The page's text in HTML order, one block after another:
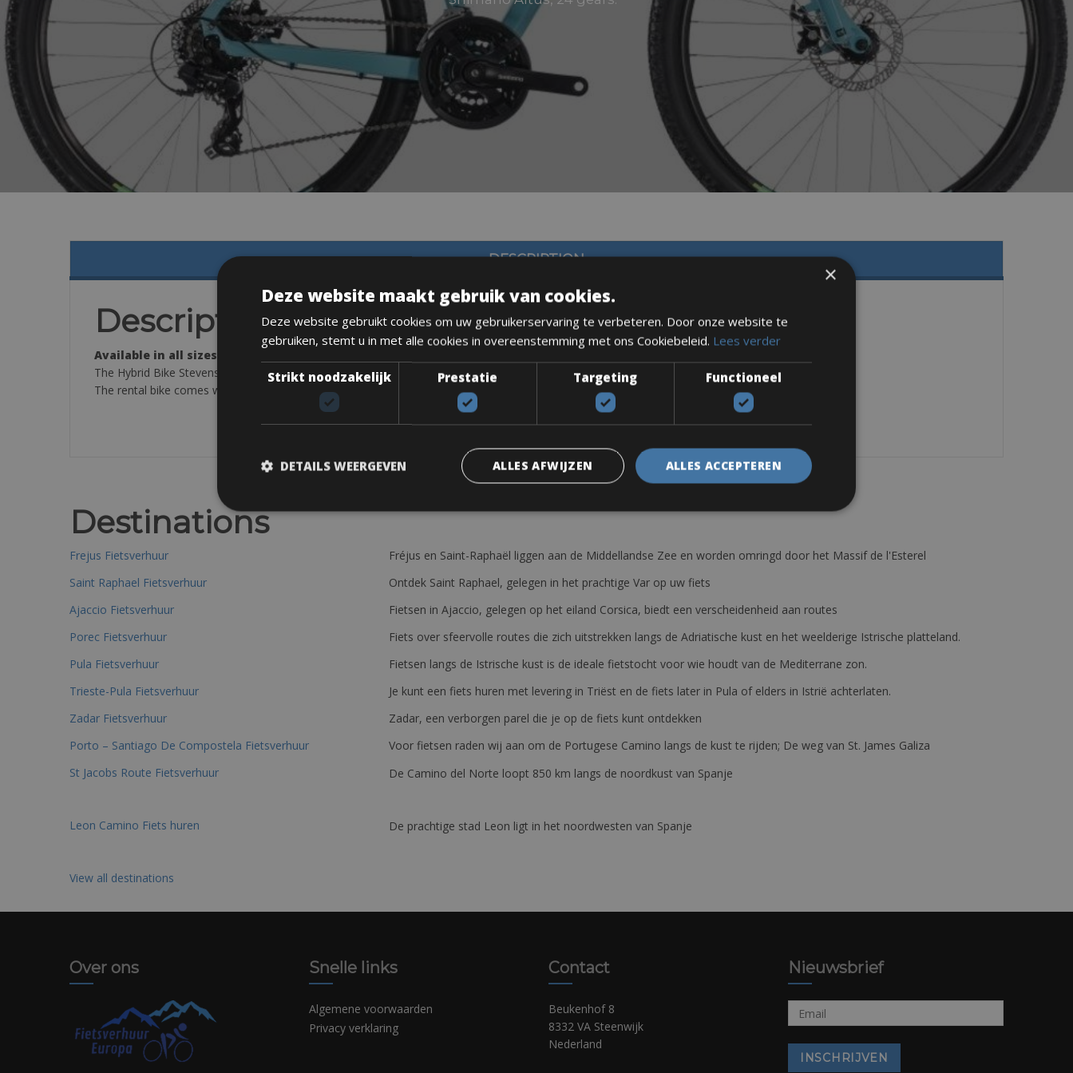
DESCRIPTION
Description
Available in all sizes:
The Hybrid Bike Stevens models come with an Aluminum frame 6061 – Brakes: Tektro STB-01 – Shimano Altus, 24 gears.
The rental bike comes with:cycle computer, pump, spare inner tube, tyre levers.
Destinations
Frejus Fietsverhuur
Fréjus en Saint-Raphaël liggen aan de Middellandse Zee en worden omringd door het Massif de l'Esterel
Saint Raphael Fietsverhuur
Ontdek Saint Raphael, gelegen in het prachtige Var op uw fiets
Ajaccio Fietsverhuur
Fietsen in Ajaccio, gelegen op het eiland Corsica, biedt een verscheidenheid aan routes
Porec Fietsverhuur
Fiets over sfeervolle routes die zich uitstrekken langs de Adriatische kust en het weelderige Istrische platteland.
Pula Fietsverhuur
Fietsen langs de Istrische kust is de ideale fietstocht voor wie houdt van de Mediterrane zon.
Trieste-Pula Fietsverhuur
Je kunt een fiets huren met levering in Triëst en de fiets later in Pula of elders in Istrië achterlaten.
Zadar Fietsverhuur
Zadar, een verborgen parel die je op de fiets kunt ontdekken
Porto – Santiago De Compostela Fietsverhuur
Voor fietsen raden wij aan om de Portugese Camino langs de kust te rijden; De weg van St. James Galiza
St Jacobs Route Fietsverhuur
De Camino del Norte loopt 850 km langs de noordkust van Spanje
Leon Camino Fiets huren De prachtige stad Leon ligt in het noordwesten van Spanje
View all destinations
Over ons Snelle links
Algemene voorwaarden
Privacy verklaring
Contact
Beukenhof 8
8332 VA Steenwijk
Nederland
Nieuwsbrief
×
Deze website maakt gebruik van cookies.
Deze website gebruikt cookies om uw gebruikerservaring te verbeteren. Door onze website te
gebruiken, stemt u in met alle cookies in overeenstemming met ons Cookiebeleid. Lees verder
Strikt noodzakelijk Prestatie Targeting Functioneel
ALLES ACCEPTEREN
ALLES AFWIJZEN
DETAILS WEERGEVEN